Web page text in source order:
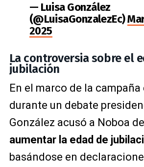
— Luisa González
(@LuisaGonzalezEc)
2025
La controversia sobre el
jubilación
En el marco de la
durante un debate
González acusó a Noboa
aumentar la edad de
basándose en